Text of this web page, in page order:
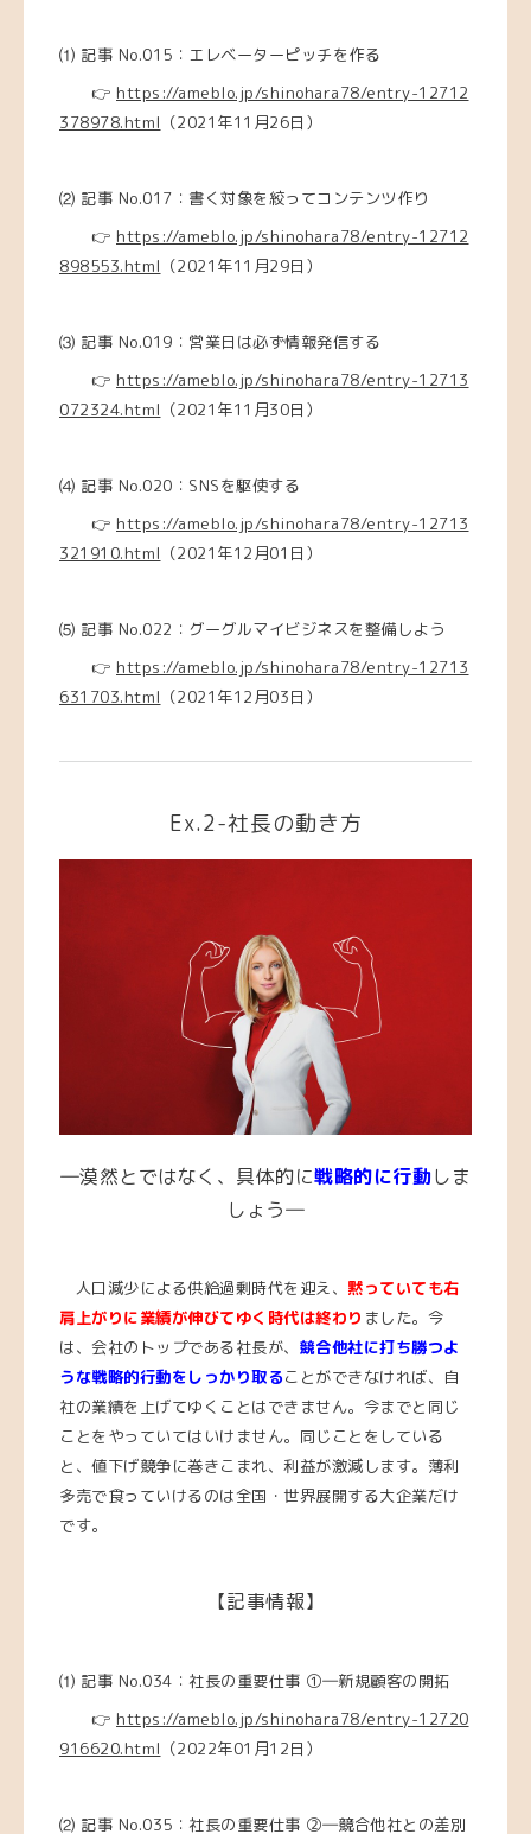
⑴ 記事 No.015：エレベーターピッチを作る
👉 https://ameblo.jp/shinohara78/entry-12712
378978.html （2021年11月26日）
⑵ 記事 No.017：書く対象を絞ってコンテンツ作り
👉 https://ameblo.jp/shinohara78/entry-12712
898553.html （2021年11月29日）
⑶ 記事 No.019：営業日は必ず情報発信する
👉 https://ameblo.jp/shinohara78/entry-12713
072324.html （2021年11月30日）
⑷ 記事 No.020：SNSを駆使する
👉 https://ameblo.jp/shinohara78/entry-12713
321910.html （2021年12月01日）
⑸ 記事 No.022：グーグルマイビジネスを整備しよう
👉 https://ameblo.jp/shinohara78/entry-12713
631703.html （2021年12月03日）
Ex.2-社長の動き方
―漠然とではなく、具体的に戦略的に行動しま
しょう―
人口減少による供給過剰時代を迎え、 黙っていても右
肩上がりに業績が伸びてゆく時代は終わり ました。今
は、会社のトップである社長が、 競合他社に打ち勝つよ
うな戦略的行動をしっかり取ることができなければ、自
社の業績を上げてゆくことはできません。今までと同じ
ことをやっていてはいけません。同じことをしている
と、値下げ競争に巻きこまれ、利益が激減します。薄利
多売で食っていけるのは全国・世界展開する大企業だけ
です。
【記事情報】
⑴ 記事 No.034：社長の重要仕事 ①―新規顧客の開拓
👉 https://ameblo.jp/shinohara78/entry-12720
916620.html （2022年01月12日）
⑵ 記事 No.035：社長の重要仕事 ②―競合他社との差別